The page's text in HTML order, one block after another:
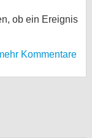
ob ein Ereignis
Kommentare